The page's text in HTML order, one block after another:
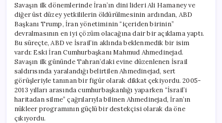
Kurtuluş
Operasyonu
için
Savaşın ilk dönemlerinde İran’ın dini lideri Ali Hamaney ve
diğer üst düzey yetkililerin öldürülmesinin ardından, ABD
Başkanı Trump, İran yönetiminin “içeriden birinin”
devralmasının en iyi çözüm olacağına dair bir açıklama yaptı.
Bu süreçte, ABD ve İsrail’in aklında beklenmedik bir isim
vardı: Eski İran Cumhurbaşkanı Mahmud Ahmedinejad.
Savaşın ilk gününde Tahran’daki evine düzenlenen İsrail
saldırısında yaralandığı belirtilen Ahmedinejad, sert
görüşleriyle tanınan bir figür olarak dikkat çekiyordu. 2005-
2013 yılları arasında cumhurbaşkanlığı yaparken “İsrail’i
haritadan silme” çağrılarıyla bilinen Ahmedinejad, İran’ın
nükleer programının güçlü bir destekçisi olarak da öne
çıkıyordu.